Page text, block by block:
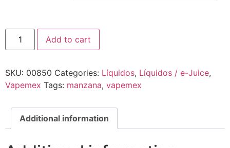
Add to cart
SKU: 00850 Categories: Líquidos, Líquidos / e-Juice,
Vapemex Tags: manzana, vapemex
Additional information